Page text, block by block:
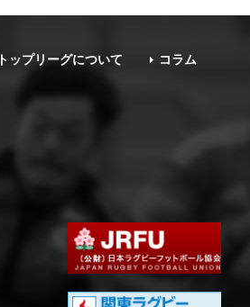
トップリーグについて コラム